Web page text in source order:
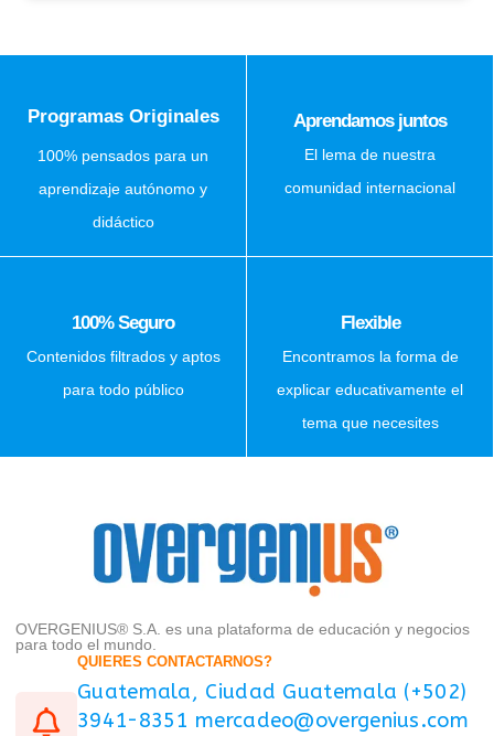
Programas Originales
100% pensados para un
aprendizaje autónomo y
didáctico
Aprendamos juntos
El lema de nuestra
comunidad internacional
100% Seguro
Contenidos filtrados y aptos
para todo público
Flexible
Encontramos la forma de
explicar educativamente el
tema que necesites
OVERGENIUS® S.A. es una plataforma de educación y negocios
para todo el mundo.
QUIERES CONTACTARNOS?
Guatemala, Ciudad Guatemala (+502)
3941-8351 mercadeo@overgenius.com